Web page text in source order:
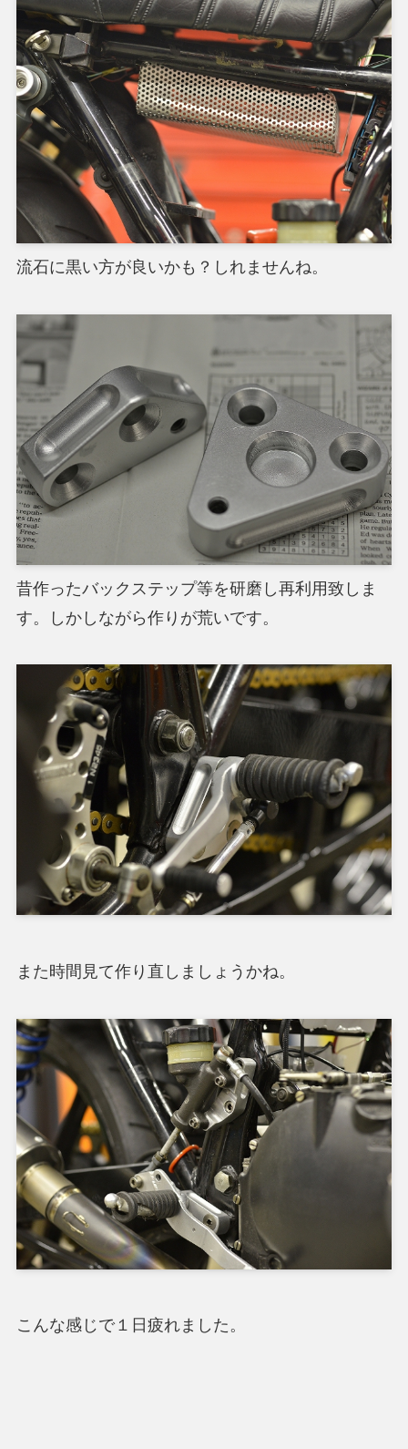
流石に黒い方が良いかも？しれませんね。
昔作ったバックステップ等を研磨し再利用致しま
す。しかしながら作りが荒いです。
また時間見て作り直しましょうかね。
こんな感じで１日疲れました。